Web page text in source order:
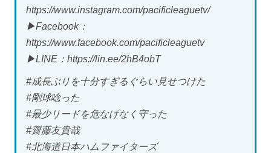
https://www.instagram.com/pacificleaguetv/
▶Facebook：
https://www.facebook.com/pacificleaguetv
▶LINE：https://lin.ee/2hB4obT
#成長ぶりを十分すぎるぐらい見せつけた
#剛球唸った
#最少リードを危なげなく守った
#齋藤友貴哉
#北海道日本ハムファイターズ